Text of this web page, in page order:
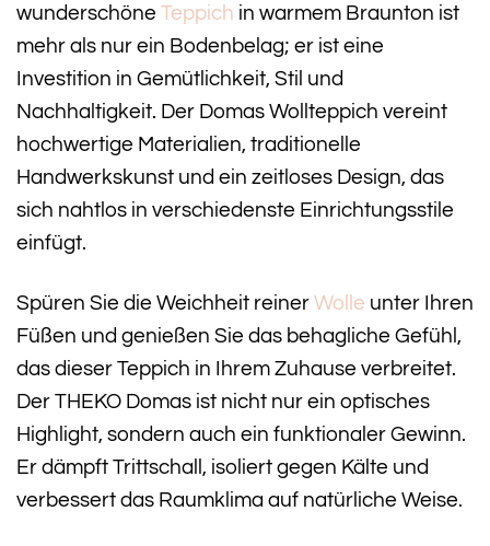
wunderschöne Teppich in warmem Braunton ist
mehr als nur ein Bodenbelag; er ist eine
Investition in Gemütlichkeit, Stil und
Nachhaltigkeit. Der Domas Wollteppich vereint
hochwertige Materialien, traditionelle
Handwerkskunst und ein zeitloses Design, das
sich nahtlos in verschiedenste Einrichtungsstile
einfügt.
Spüren Sie die Weichheit reiner Wolle unter Ihren
Füßen und genießen Sie das behagliche Gefühl,
das dieser Teppich in Ihrem Zuhause verbreitet.
Der THEKO Domas ist nicht nur ein optisches
Highlight, sondern auch ein funktionaler Gewinn.
Er dämpft Trittschall, isoliert gegen Kälte und
verbessert das Raumklima auf natürliche Weise.